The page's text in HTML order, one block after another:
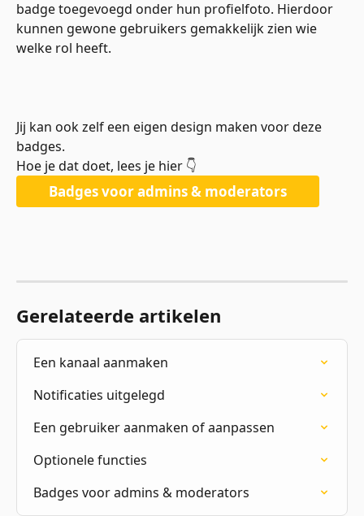
badge toegevoegd onder hun profielfoto. Hierdoor
kunnen gewone gebruikers gemakkelijk zien wie
welke rol heeft.
Jij kan ook zelf een eigen design maken voor deze
badges.
Hoe je dat doet, lees je hier 👇
Badges voor admins & moderators
Gerelateerde artikelen
Een kanaal aanmaken
Notificaties uitgelegd
Een gebruiker aanmaken of aanpassen
Optionele functies
Badges voor admins & moderators